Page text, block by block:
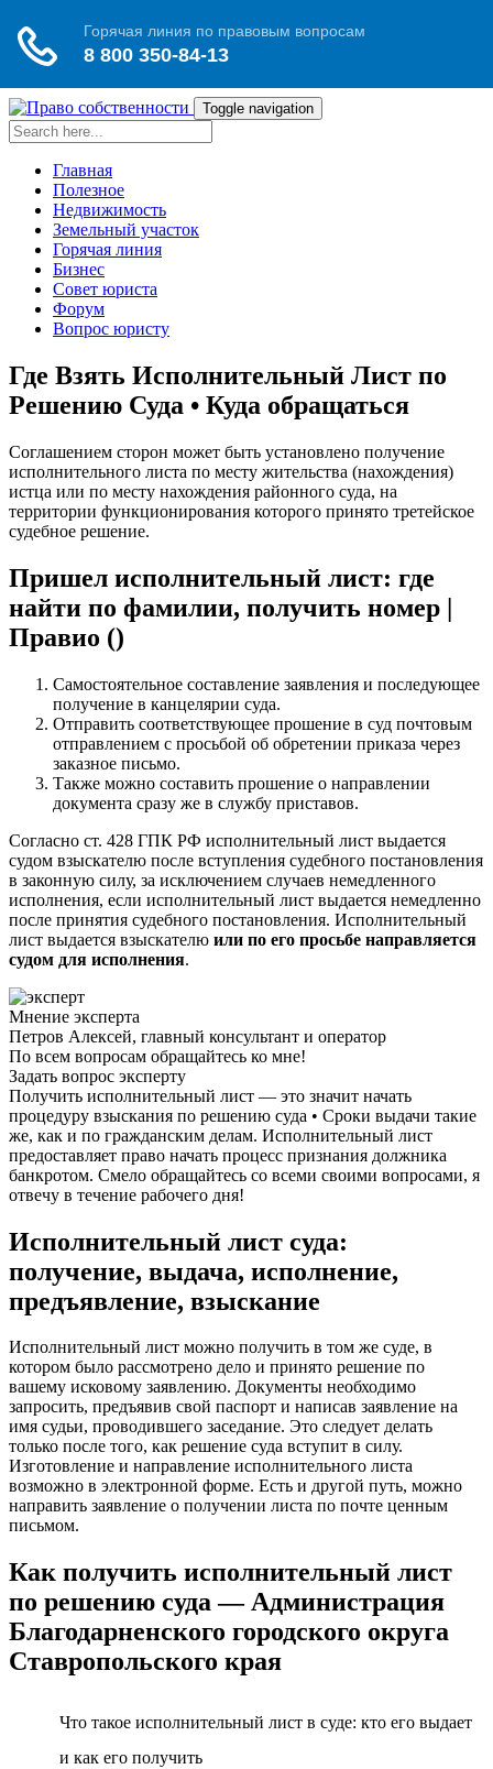
Toggle navigation
Главная
Полезное
Недвижимость
Земельный участок
Горячая линия
Бизнес
Совет юриста
Форум
Вопрос юристу
Где Взять Исполнительный Лист по
Решению Суда • Куда обращаться
Соглашением сторон может быть установлено получение
исполнительного листа по месту жительства (нахождения)
истца или по месту нахождения районного суда, на
территории функционирования которого принято третейское
судебное решение.
Пришел исполнительный лист: где
найти по фамилии, получить номер |
Правио ()
Самостоятельное составление заявления и последующее
получение в канцелярии суда.
Отправить соответствующее прошение в суд почтовым
отправлением с просьбой об обретении приказа через
заказное письмо.
Также можно составить прошение о направлении
документа сразу же в службу приставов.
Согласно ст. 428 ГПК РФ исполнительный лист выдается
судом взыскателю после вступления судебного постановления
в законную силу, за исключением случаев немедленного
исполнения, если исполнительный лист выдается немедленно
после принятия судебного постановления. Исполнительный
лист выдается взыскателю или по его просьбе направляется
судом для исполнения.
Мнение эксперта
Петров Алексей, главный консультант и оператор
По всем вопросам обращайтесь ко мне!
Задать вопрос эксперту
Получить исполнительный лист — это значит начать
процедуру взыскания по решению суда • Сроки выдачи такие
же, как и по гражданским делам. Исполнительный лист
предоставляет право начать процесс признания должника
банкротом. Смело обращайтесь со всеми своими вопросами, я
отвечу в течение рабочего дня!
Исполнительный лист суда:
получение, выдача, исполнение,
предъявление, взыскание
Исполнительный лист можно получить в том же суде, в
котором было рассмотрено дело и принято решение по
вашему исковому заявлению. Документы необходимо
запросить, предъявив свой паспорт и написав заявление на
имя судьи, проводившего заседание. Это следует делать
только после того, как решение суда вступит в силу.
Изготовление и направление исполнительного листа
возможно в электронной форме. Есть и другой путь, можно
направить заявление о получении листа по почте ценным
письмом.
Как получить исполнительный лист
по решению суда — Администрация
Благодарненского городского округа
Ставропольского края
Что такое исполнительный лист в суде: кто его выдает
и как его получить